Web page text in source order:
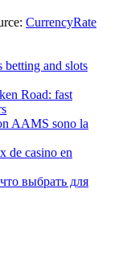
CurrencyRate
and slots
Road: fast
AAMS sono la
de casino en
выбрать для